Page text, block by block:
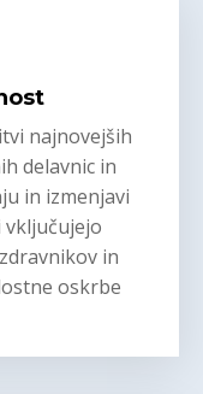
najnovejših
delavnic in
in izmenjavi
vključujejo
in
oskrbe